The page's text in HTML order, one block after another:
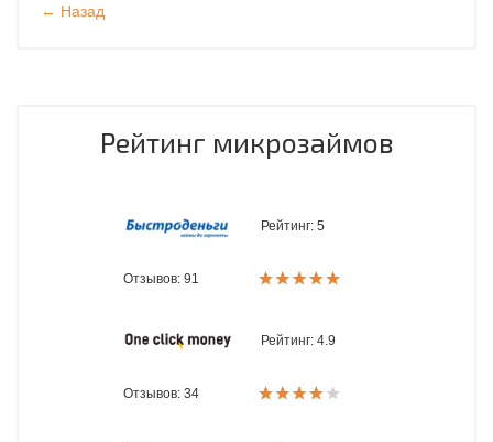
← Назад
Рейтинг микрозаймов
Рейтинг: 5
Отзывов: 91
Рейтинг: 4.9
Отзывов: 34